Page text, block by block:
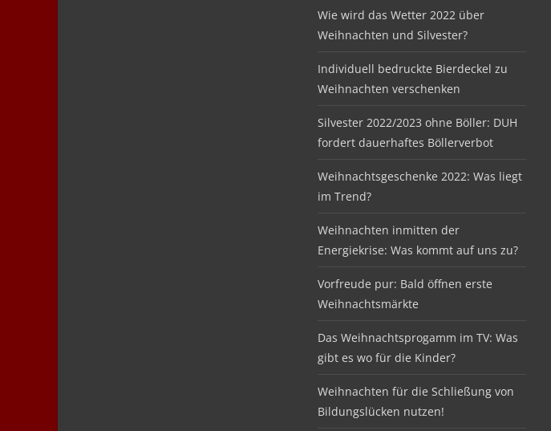
Wie wird das Wetter 2022 über
Weihnachten und Silvester?
Individuell bedruckte Bierdeckel zu
Weihnachten verschenken
Silvester 2022/2023 ohne Böller: DUH
fordert dauerhaftes Böllerverbot
Weihnachtsgeschenke 2022: Was liegt
im Trend?
Weihnachten inmitten der
Energiekrise: Was kommt auf uns zu?
Vorfreude pur: Bald öffnen erste
Weihnachtsmärkte
Das Weihnachtsprogamm im TV: Was
gibt es wo für die Kinder?
Weihnachten für die Schließung von
Bildungslücken nutzen!